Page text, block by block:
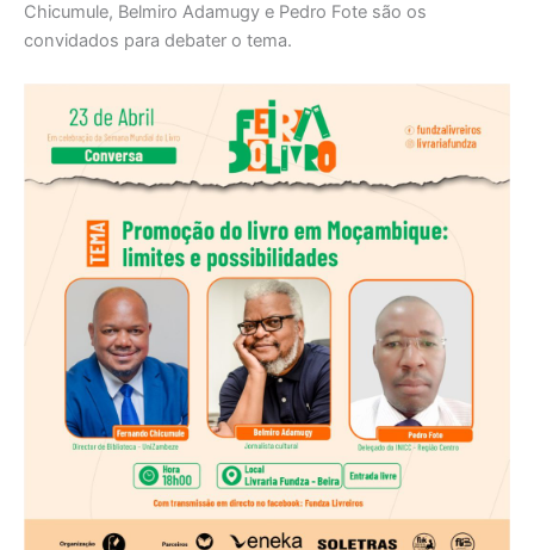
Chicumule, Belmiro Adamugy e Pedro Fote são os
convidados para debater o tema.